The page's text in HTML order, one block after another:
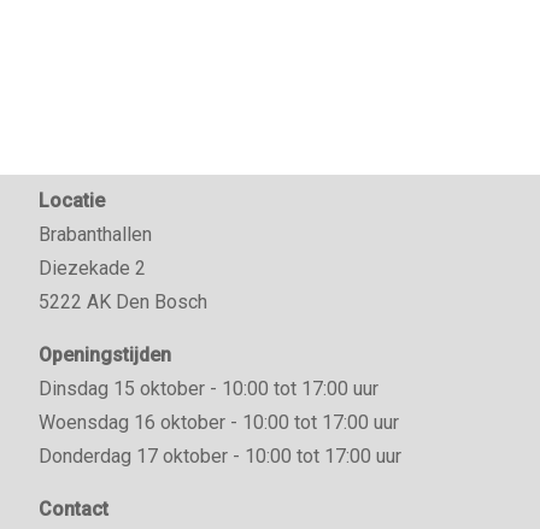
Locatie
Brabanthallen
Diezekade 2
5222 AK Den Bosch
Openingstijden
Dinsdag 15 oktober - 10:00 tot 17:00 uur
Woensdag 16 oktober - 10:00 tot 17:00 uur
Donderdag 17 oktober - 10:00 tot 17:00 uur
Contact